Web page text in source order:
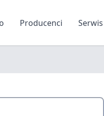
Producenci Serwis